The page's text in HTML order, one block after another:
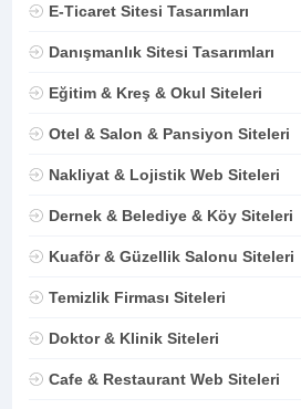
E-Ticaret Sitesi Tasarımları
Danışmanlık Sitesi Tasarımları
Eğitim & Kreş & Okul Siteleri
Otel & Salon & Pansiyon Siteleri
Nakliyat & Lojistik Web Siteleri
Dernek & Belediye & Köy Siteleri
Kuaför & Güzellik Salonu Siteleri
Temizlik Firması Siteleri
Doktor & Klinik Siteleri
Cafe & Restaurant Web Siteleri